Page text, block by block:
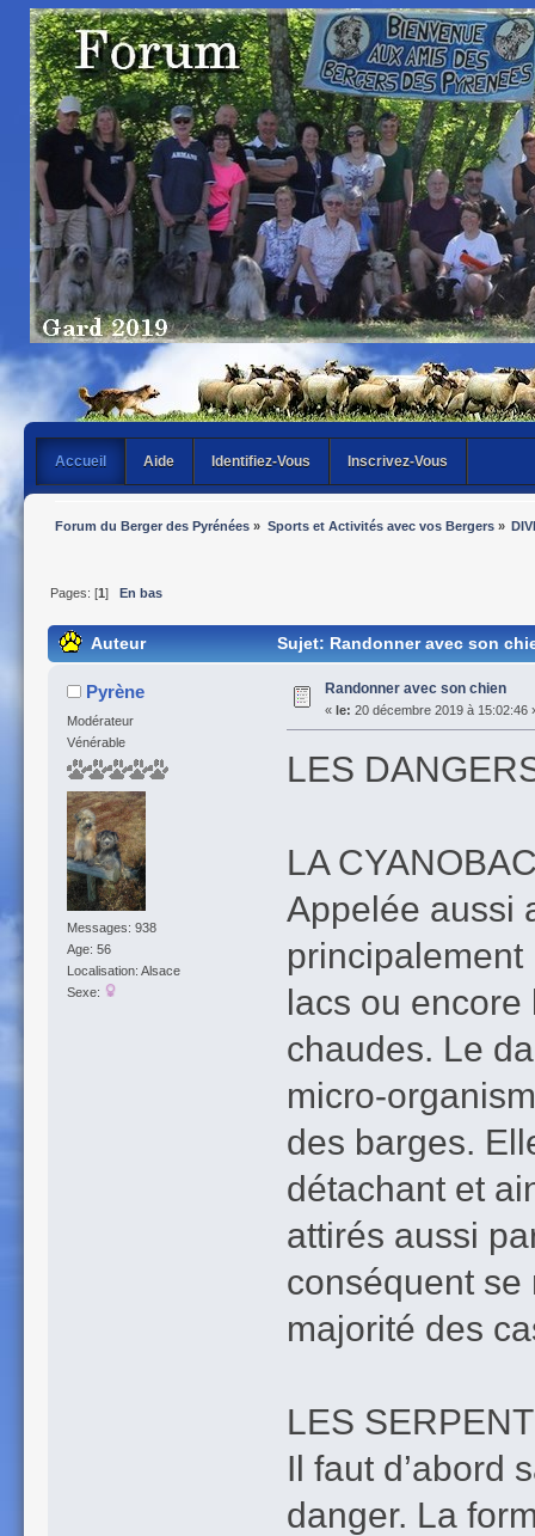
Accueil Aide Identifiez-Vous Inscrivez-Vous
Forum du Berger des Pyrénées » Sports et Activités avec vos Bergers»
Pages: [1] En bas
Auteur Sujet: Randonner avec son
Pyrène
Modérateur
Vénérable
Messages: 938
Age: 56
Localisation: Alsace
Sexe:
Randonner avec son chien
« le: 20 décembre 2019 à 15:02:46
LES
LA
Appelée aussi
lacs ou
chaudes. Le
micro-
des barges.
détachant et
attirés aussi
conséquent se
majorité des
LES
Il faut d’abord
danger. La